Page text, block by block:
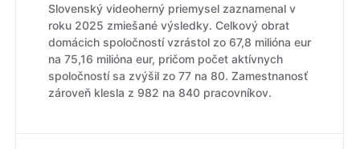
Slovenský videoherný priemysel zaznamenal v
roku 2025 zmiešané výsledky. Celkový obrat
domácich spoločností vzrástol zo 67,8 milióna eur
na 75,16 milióna eur, pričom počet aktívnych
spoločností sa zvýšil zo 77 na 80. Zamestnanosť
zároveň klesla z 982 na 840 pracovníkov.